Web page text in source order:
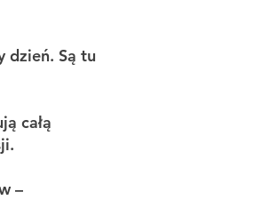
dzień. Są tu
całą
–